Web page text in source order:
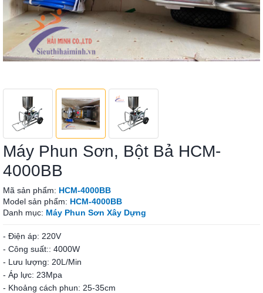
Máy Phun Sơn, Bột Bả HCM-
4000BB
Mã sản phẩm: HCM-4000BB
Model sản phẩm: HCM-4000BB
Danh mục: Máy Phun Sơn Xây Dựng
- Điện áp: 220V
- Công suất:: 4000W
- Lưu lượng: 20L/Min
- Áp lực: 23Mpa
- Khoảng cách phun: 25-35cm